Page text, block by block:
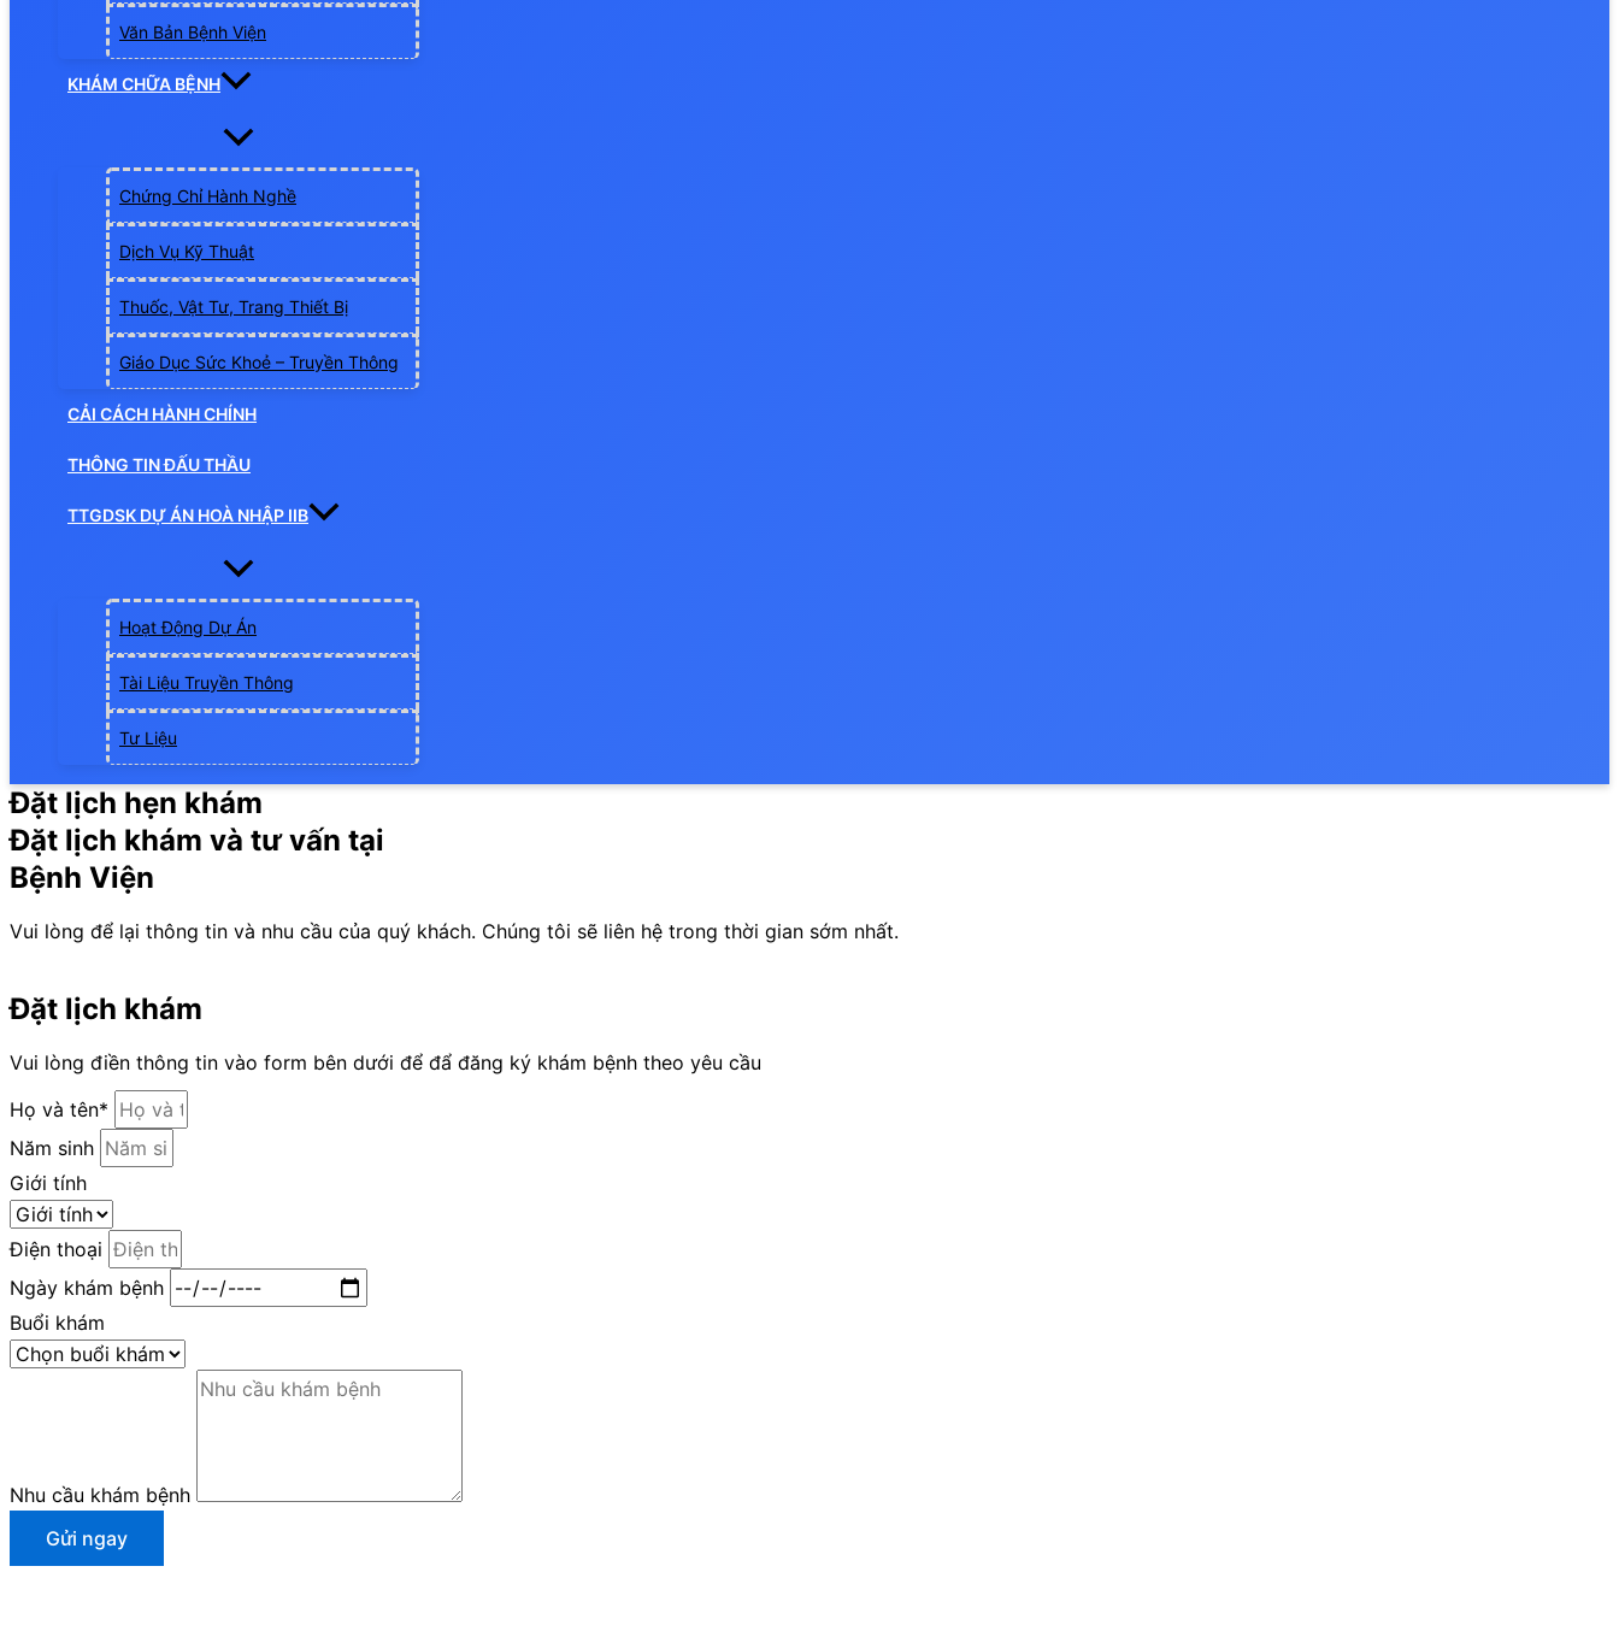
Văn Bản Bệnh Viện
KHÁM CHỮA BỆNH
Chứng Chỉ Hành Nghề
Dịch Vụ Kỹ Thuật
Thuốc, Vật Tư, Trang Thiết Bị
Giáo Dục Sức Khoẻ – Truyền Thông
CẢI CÁCH HÀNH CHÍNH
THÔNG TIN ĐẤU THẦU
TTGDSK DỰ ÁN HOÀ NHẬP IIB
Hoạt Động Dự Án
Tài Liệu Truyền Thông
Tư Liệu
Đặt lịch hẹn khám
Đặt lịch khám và tư vấn tại
Bệnh Viện
Vui lòng để lại thông tin và nhu cầu của quý khách. Chúng tôi sẽ liên hệ trong thời gian sớm nhất.
Đặt lịch khám
Vui lòng điền thông tin vào form bên dưới để đẩ đăng ký khám bệnh theo yêu cầu
Họ và tên*
Năm sinh
Giới tính
Điện thoại
Ngày khám bệnh
Buổi khám
Nhu cầu khám bệnh
Gửi ngay